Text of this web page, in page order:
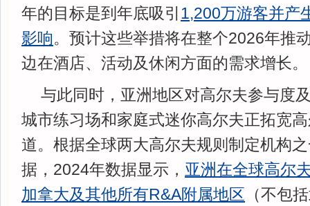
年的目标是到年底吸引 1,200万游客并产
影响。预计这些举措将在整个2026年推
边在酒店、活动及休闲方面的需求增长。
与此同时，亚洲地区对高尔夫参与度
城市练习场和家庭式迷你高尔夫正拓宽
道。根据全球两大高尔夫规则制定机构
据，2024年数据显示， 亚洲在全球高尔
加拿大及其他所有R&A附属地区 （不包